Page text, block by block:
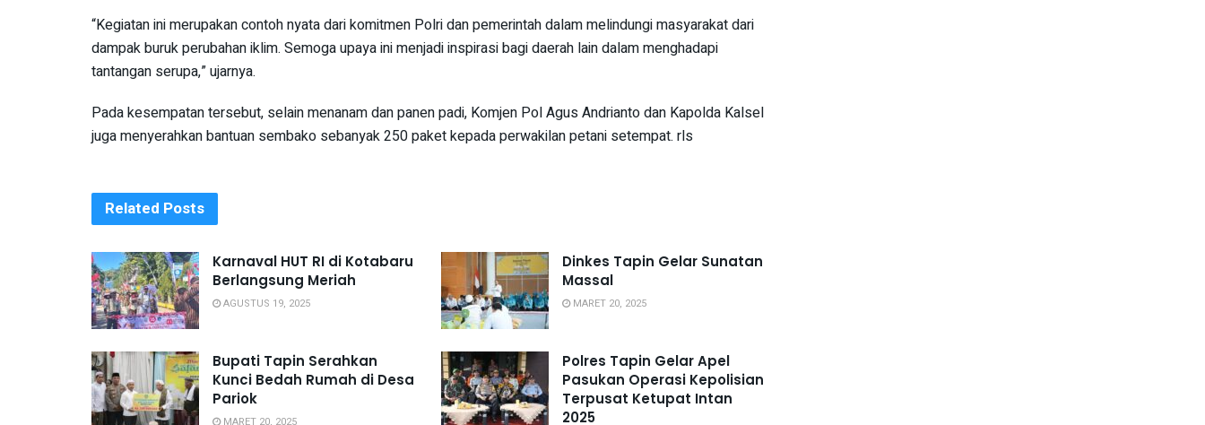
“Kegiatan ini merupakan contoh nyata dari komitmen Polri dan pemerintah dalam melindungi masyarakat dari
dampak buruk perubahan iklim. Semoga upaya ini menjadi inspirasi bagi daerah lain dalam menghadapi
tantangan serupa,” ujarnya.
Pada kesempatan tersebut, selain menanam dan panen padi, Komjen Pol Agus Andrianto dan Kapolda Kalsel
juga menyerahkan bantuan sembako sebanyak 250 paket kepada perwakilan petani setempat. rls
Related Posts
Karnaval HUT RI di Kotabaru
Berlangsung Meriah
AGUSTUS 19, 2025
Dinkes Tapin Gelar Sunatan
Massal
MARET 20, 2025
Bupati Tapin Serahkan
Kunci Bedah Rumah di Desa
Pariok
MARET 20, 2025
Polres Tapin Gelar Apel
Pasukan Operasi Kepolisian
Terpusat Ketupat Intan
2025